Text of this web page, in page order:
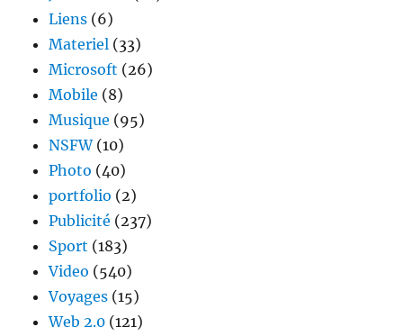
Liens (6)
Materiel (33)
Microsoft (26)
Mobile (8)
Musique (95)
NSFW(10)
Photo (40)
portfolio (2)
Publicité (237)
Sport (183)
Video (540)
Voyages (15)
Web 2.0 (121)